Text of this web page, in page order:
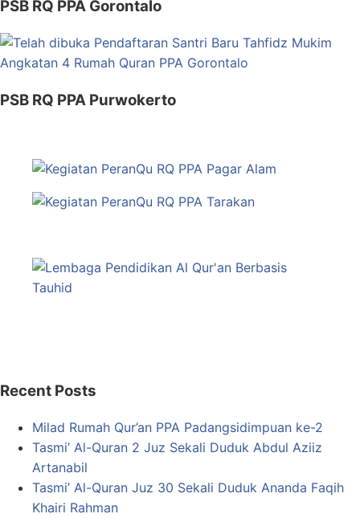
PSB RQ PPA Gorontalo
PSB RQ PPA Purwokerto
Recent Posts
Milad Rumah Qur’an PPA Padangsidimpuan ke-2
Tasmi’ Al-Quran 2 Juz Sekali Duduk Abdul Aziiz
Artanabil
Tasmi’ Al-Quran Juz 30 Sekali Duduk Ananda Faqih
Khairi Rahman